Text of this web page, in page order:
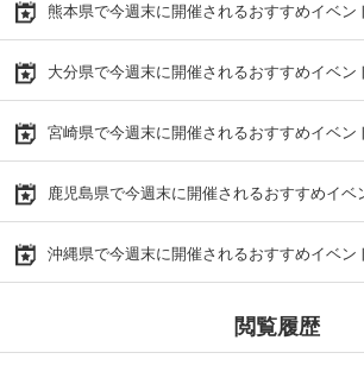
熊本県で今週末に開催されるおすすめイベン
大分県で今週末に開催されるおすすめイベン
宮崎県で今週末に開催されるおすすめイベン
鹿児島県で今週末に開催されるおすすめイベ
沖縄県で今週末に開催されるおすすめイベン
閲覧履歴